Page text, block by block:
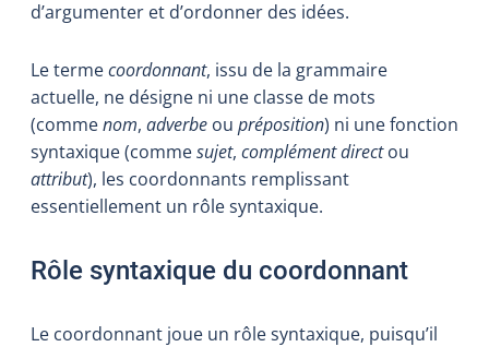
d’argumenter et d’ordonner des idées.
Le termecoordonnant, issu de la grammaire
actuelle, ne désigne ni une classe de mots
(commenom, adverbe ou préposition) ni une fonction
syntaxique (commesujet, complémentdirectou
attribut), les coordonnants remplissant
essentiellement un rôle syntaxique.
Rôle syntaxique du coordonnant
Le coordonnant joue un rôle syntaxique, puisqu’il